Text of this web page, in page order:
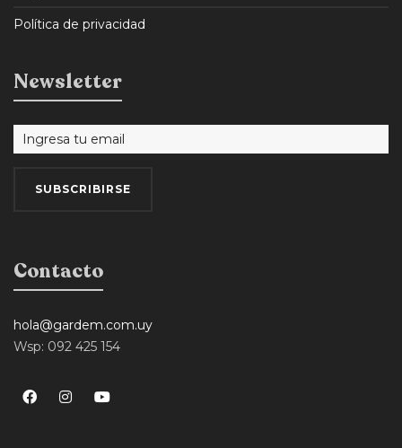
Política de privacidad
Newsletter
Contacto
hola@gardem.com.uy
Wsp: 092 425 154